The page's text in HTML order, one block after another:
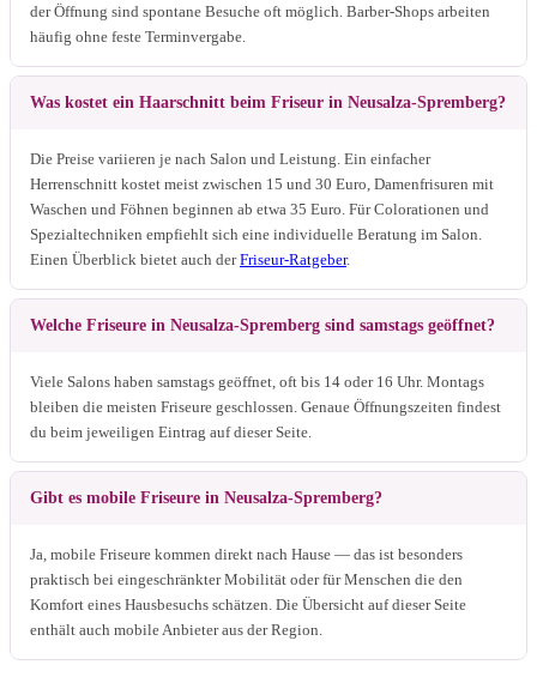
der Öffnung sind spontane Besuche oft möglich. Barber-Shops arbeiten
häufig ohne feste Terminvergabe.
Was kostet ein Haarschnitt beim Friseur in Neusalza-Spremberg?
Die Preise variieren je nach Salon und Leistung. Ein einfacher
Herrenschnitt kostet meist zwischen 15 und 30 Euro, Damenfrisuren mit
Waschen und Föhnen beginnen ab etwa 35 Euro. Für Colorationen und
Spezialtechniken empfiehlt sich eine individuelle Beratung im Salon.
Einen Überblick bietet auch derFriseur-Ratgeber.
Welche Friseure in Neusalza-Spremberg sind samstags geöffnet?
Viele Salons haben samstags geöffnet, oft bis 14 oder 16 Uhr. Montags
bleiben die meisten Friseure geschlossen. Genaue Öffnungszeiten findest
du beim jeweiligen Eintrag auf dieser Seite.
Gibt es mobile Friseure in Neusalza-Spremberg?
Ja, mobile Friseure kommen direkt nach Hause — das ist besonders
praktisch bei eingeschränkter Mobilität oder für Menschen die den
Komfort eines Hausbesuchs schätzen. Die Übersicht auf dieser Seite
enthält auch mobile Anbieter aus der Region.